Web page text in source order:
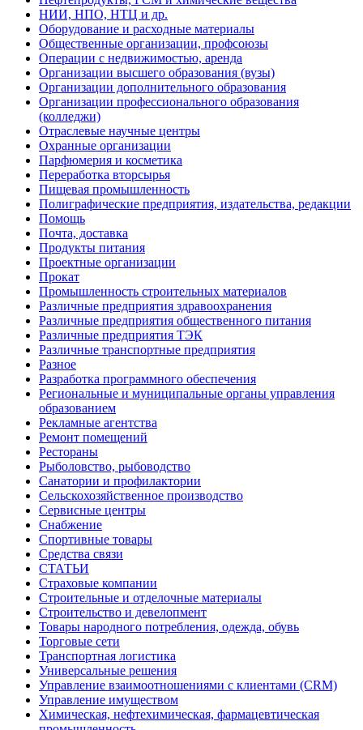
НИИ, НПО, НТЦ и др.
Оборудование и расходные материалы
Общественные организации, профсоюзы
Операции с недвижимостью, аренда
Организации высшего образования (вузы)
Организации дополнительного образования
Организации профессионального образования
(колледжи)
Отраслевые научные центры
Охранные организации
Парфюмерия и косметика
Переработка вторсырья
Пищевая промышленность
Полиграфические предприятия, издательства, редакции
Помощь
Почта, доставка
Продукты питания
Проектные организации
Прокат
Промышленность строительных материалов
Различные предприятия здравоохранения
Различные предприятия общественного питания
Различные предприятия ТЭК
Различные транспортные предприятия
Разное
Разработка программного обеспечения
Региональные и муниципальные органы управления
образованием
Рекламные агентства
Ремонт помещений
Рестораны
Рыболовство, рыбоводство
Санатории и профилактории
Сельскохозяйственное производство
Сервисные центры
Снабжение
Спортивные товары
Средства связи
СТАТЬИ
Страховые компании
Строительные и отделочные материалы
Строительство и девелопмент
Товары народного потребления, одежда, обувь
Торговые сети
Транспортная логистика
Универсальные решения
Управление взаимоотношениями с клиентами (CRM)
Управление имуществом
Химическая, нефтехимическая, фармацевтическая